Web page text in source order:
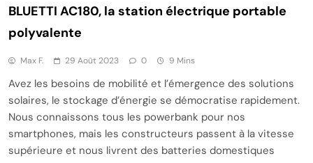
BLUETTI AC180, la station électrique portable
polyvalente
Max F. 29 Août 2023 0 9 Mins
Avez les besoins de mobilité et l’émergence des solutions
solaires, le stockage d’énergie se démocratise rapidement.
Nous connaissons tous les powerbank pour nos
smartphones, mais les constructeurs passent à la vitesse
supérieure et nous livrent des batteries domestiques